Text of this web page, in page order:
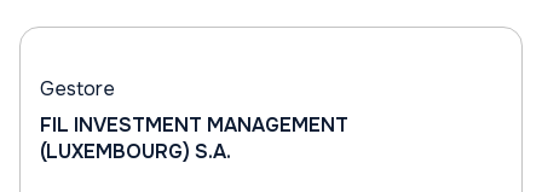
Gestore
FIL INVESTMENT MANAGEMENT
(LUXEMBOURG) S.A.